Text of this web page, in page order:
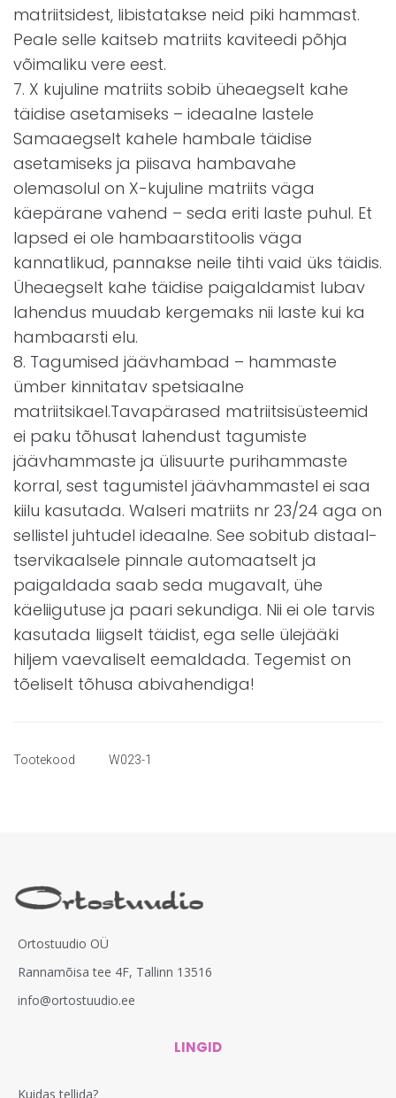
matriitsidest, libistatakse neid piki hammast.
Peale selle kaitseb matriits kaviteedi põhja
võimaliku vere eest.
7. X kujuline matriits sobib üheaegselt kahe
täidise asetamiseks – ideaalne lastele
Samaaegselt kahele hambale täidise
asetamiseks ja piisava hambavahe
olemasolul on X-kujuline matriits väga
käepärane vahend – seda eriti laste puhul. Et
lapsed ei ole hambaarstitoolis väga
kannatlikud, pannakse neile tihti vaid üks täidis.
Üheaegselt kahe täidise paigaldamist lubav
lahendus muudab kergemaks nii laste kui ka
hambaarsti elu.
8. Tagumised jäävhambad – hammaste
ümber kinnitatav spetsiaalne
matriitsikael.Tavapärased matriitsisüsteemid
ei paku tõhusat lahendust tagumiste
jäävhammaste ja ülisuurte purihammaste
korral, sest tagumistel jäävhammastel ei saa
kiilu kasutada. Walseri matriits nr 23/24 aga on
sellistel juhtudel ideaalne. See sobitub distaal-
tservikaalsele pinnale automaatselt ja
paigaldada saab seda mugavalt, ühe
käeliigutuse ja paari sekundiga. Nii ei ole tarvis
kasutada liigselt täidist, ega selle ülejääki
hiljem vaevaliselt eemaldada. Tegemist on
tõeliselt tõhusa abivahendiga!
Tootekood W023-1
Ortostuudio OÜ
Rannamõisa tee 4F, Tallinn 13516
info@ortostuudio.ee
LINGID
Kuidas tellida?